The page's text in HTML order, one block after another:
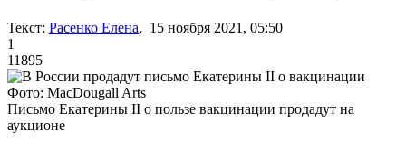
Текст: Расенко Елена, 15 ноября 2021, 05:50
1
11895
Фото: MacDougall Arts
Письмо Екатерины II о пользе вакцинации продадут на
аукционе